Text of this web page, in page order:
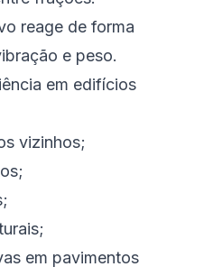
reage de forma
e peso.
em edifícios
vizinhos;
em pavimentos